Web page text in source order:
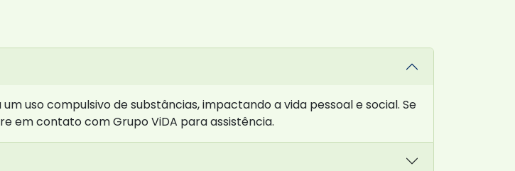
uso compulsivo de substâncias, impactando a vida pessoal e social. Se
em contato com Grupo ViDA para assistência.